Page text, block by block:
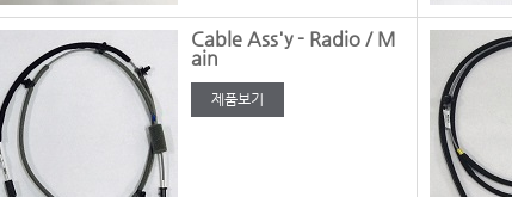
Cable Ass'y - Radio / M
ain
제품보기